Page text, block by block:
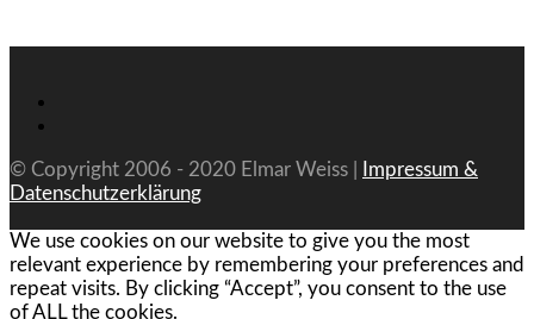
© Copyright 2006 - 2020 Elmar Weiss |
Impressum &
Datenschutzerklärung
We use cookies on our website to give you the most
relevant experience by remembering your preferences and
repeat visits. By clicking “Accept”, you consent to the use
of ALL the cookies.